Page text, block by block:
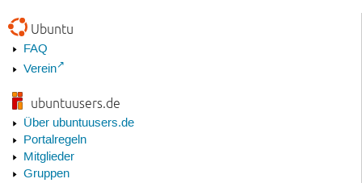
Ubuntu
FAQ
Verein
ubuntuusers.de
Über ubuntuusers.de
Portalregeln
Mitglieder
Gruppen